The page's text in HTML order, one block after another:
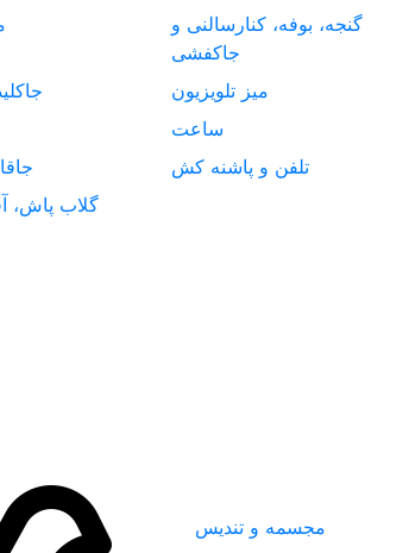
گنجه، بوفه، کنارسالنی و
جاکفشی
میز تلویزیون
ساعت
تلفن و پاشنه کش
گلاب پاش،
مجسمه و تندیس